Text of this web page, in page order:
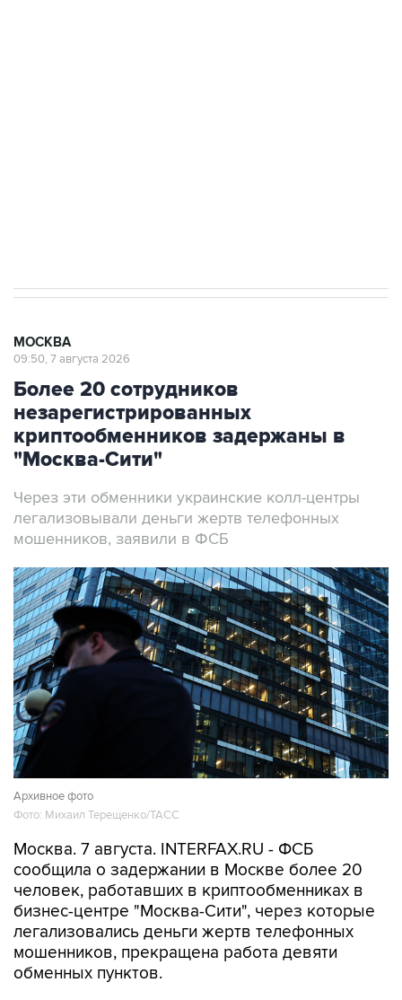
МОСКВА
09:50, 7 августа 2026
Более 20 сотрудников
незарегистрированных
криптообменников задержаны в
"Москва-Сити"
Через эти обменники украинские колл-центры
легализовывали деньги жертв телефонных
мошенников, заявили в ФСБ
Архивное фото
Фото: Михаил Терещенко/ТАСС
Москва. 7 августа. INTERFAX.RU - ФСБ
сообщила о задержании в Москве более 20
человек, работавших в криптообменниках в
бизнес-центре "Москва-Сити", через которые
легализовались деньги жертв телефонных
мошенников, прекращена работа девяти
обменных пунктов.